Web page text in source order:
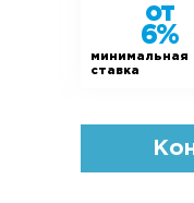
от
6%
минимальная
ставка